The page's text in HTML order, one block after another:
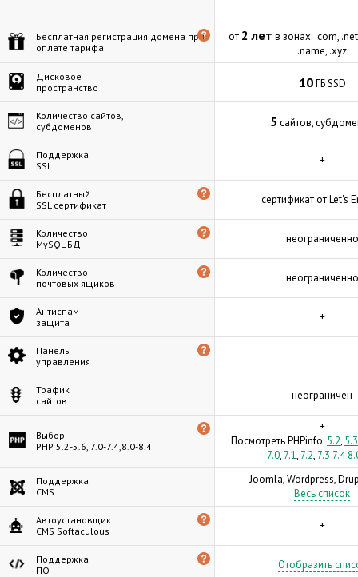
Бесплатная регистрация домена при
оплате тарифа
от 2 лет в зонах: .com,
.name, .xyz
Дисковое
пространство
10ГБ SSD
Количество сайтов,
субдоменов
5 сайтов,
Поддержка
SSL
+
Бесплатный
SSL сертификат
сертификат от Let's
Количество
MySQL БД
неограниченно
Количество
почтовых ящиков
неограниченно
Антиспам
защита
+
Панель
управления
Трафик
сайтов
неограничен
Выбор
PHP 5.2-5.6, 7.0-7.4,8.0-8.4
+
Посмотреть PHPinfo: 5.2, 5.3
7.0, 7.1, 7.2, 7.3 7.4
Поддержка
CMS
Joomla, Wordpress,
Весь список
Автоустановщик
CMS Softaculous
+
Поддержка
ПО
Отобразить